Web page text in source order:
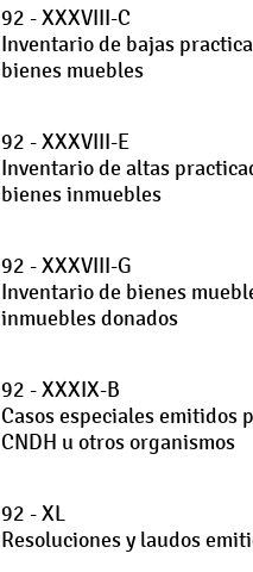
92 - XXXVIII-C
Inventario de bajas
bienes muebles
92 - XXXVIII-E
Inventario de altas
bienes inmuebles
92 - XXXVIII-G
Inventario de bienes
inmuebles donados
92 - XXXIX-B
Casos especiales emitidos
CNDH u otros organismos
92 - XL
Resoluciones y laudos